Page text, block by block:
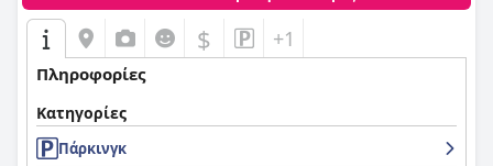
$ +1
Πληροφορίες
Κατηγορίες
Πάρκινγκ